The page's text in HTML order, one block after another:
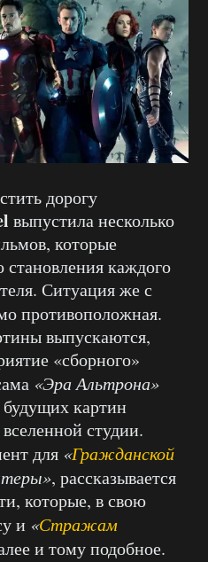
дорогу
выпустила несколько
которые
каждого
Ситуация же с
противоположная.
выпускаются,
«сборного»
«Эра Альтрона»
картин
студии.
для «Гражданской
, рассказывается
которые, в свою
и «Стражам
и тому подобное.